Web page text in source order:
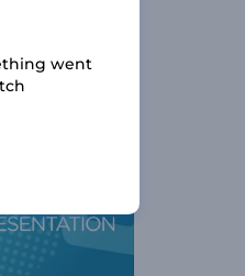
went